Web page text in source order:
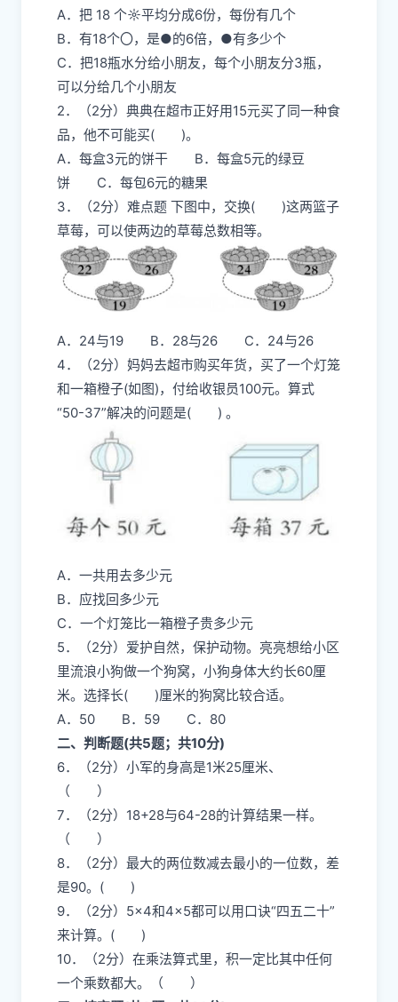
A．把 18 个☼平均分成6份，每份有几个
B．有18个〇，是●的6倍，●有多少个
C．把18瓶水分给小朋友，每个小朋友分3瓶，
可以分给几个小朋友
2．（2分）典典在超市正好用15元买了同一种食
品，他不可能买( )。
A．每盒3元的饼干 B．每盒5元的绿豆
饼 C．每包6元的糖果
3．（2分）难点题 下图中，交换( )这两篮子
草莓，可以使两边的草莓总数相等。
A．24与19 B．28与26 C．24与26
4．（2分）妈妈去超市购买年货，买了一个灯笼
和一箱橙子(如图)，付给收银员100元。算式
“50-37”解决的问题是( ) 。
A．一共用去多少元
B．应找回多少元
C．一个灯笼比一箱橙子贵多少元
5．（2分）爱护自然，保护动物。亮亮想给小区
里流浪小狗做一个狗窝，小狗身体大约长60厘
米。选择长( )厘米的狗窝比较合适。
A．50 B．59 C．80
二、判断题(共5题；共10分)
6．（2分）小军的身高是1米25厘米、
（ ）
7．（2分）18+28与64-28的计算结果一样。
（ ）
8．（2分）最大的两位数减去最小的一位数，差
是90。( )
9．（2分）5×4和4×5都可以用口诀“四五二十”
来计算。( )
10．（2分）在乘法算式里，积一定比其中任何
一个乘数都大。（ ）